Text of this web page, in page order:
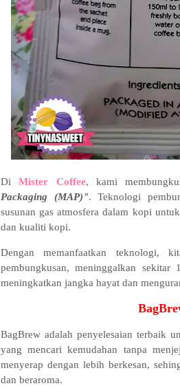
DiMister Coffee, kami
Packaging (MAP)". Teknologi
susunan gas atmosfera dalam kopi
dan kualiti kopi.
Dengan memanfaatkan teknologi,
pembungkusan, meninggalkan sekitar
meningkatkan jangka hayat dan
BagBrew adalah penyelesaian terbaik
yang mencari kemudahan tanpa
menyerap dengan lebih berkesan,
dan beraroma.